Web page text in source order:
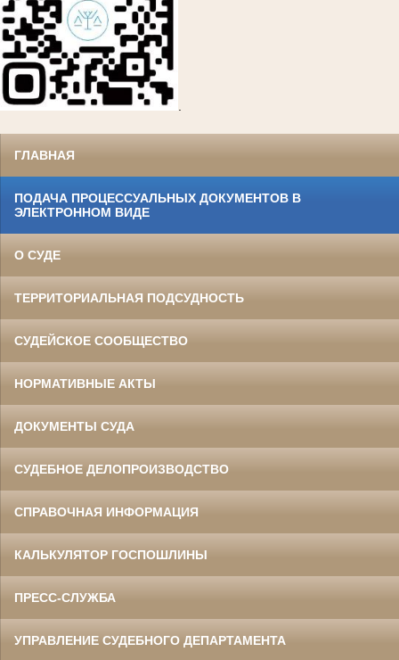
ГЛАВНАЯ
ПОДАЧА ПРОЦЕССУАЛЬНЫХ ДОКУМЕНТОВ В
ЭЛЕКТРОННОМ ВИДЕ
О СУДЕ
ТЕРРИТОРИАЛЬНАЯ ПОДСУДНОСТЬ
СУДЕЙСКОЕ СООБЩЕСТВО
НОРМАТИВНЫЕ АКТЫ
ДОКУМЕНТЫ СУДА
СУДЕБНОЕ ДЕЛОПРОИЗВОДСТВО
СПРАВОЧНАЯ ИНФОРМАЦИЯ
КАЛЬКУЛЯТОР ГОСПОШЛИНЫ
ПРЕСС-СЛУЖБА
УПРАВЛЕНИЕ СУДЕБНОГО ДЕПАРТАМЕНТА